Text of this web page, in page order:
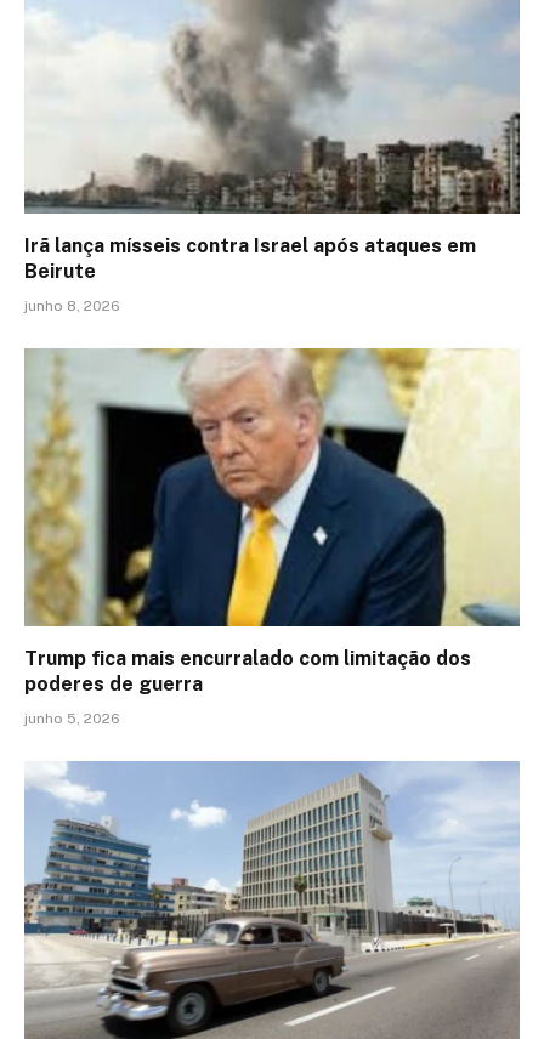
Irã lança mísseis contra Israel após ataques em
Beirute
junho 8, 2026
Trump fica mais encurralado com limitação dos
poderes de guerra
junho 5, 2026